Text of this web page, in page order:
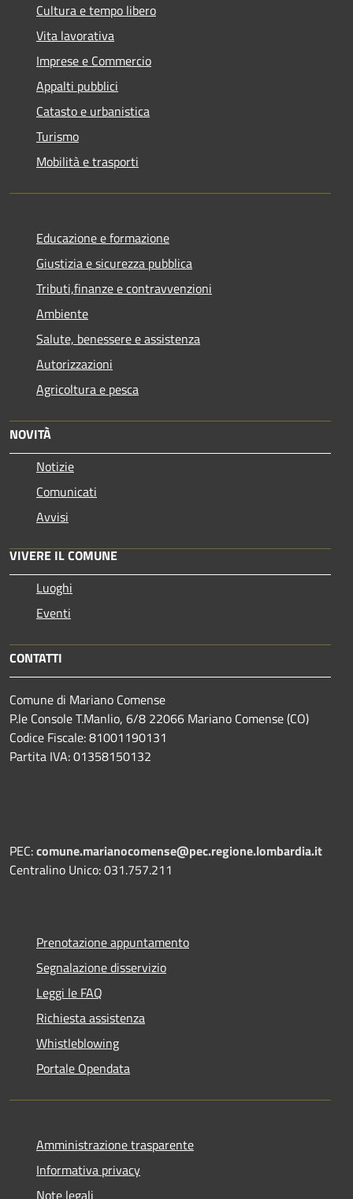
Cultura e tempo libero
Vita lavorativa
Imprese e Commercio
Appalti pubblici
Catasto e urbanistica
Turismo
Mobilità e trasporti
Educazione e formazione
Giustizia e sicurezza pubblica
Tributi,finanze e contravvenzioni
Ambiente
Salute, benessere e assistenza
Autorizzazioni
Agricoltura e pesca
NOVITÀ
Notizie
Comunicati
Avvisi
VIVERE IL COMUNE
Luoghi
Eventi
CONTATTI
Comune di Mariano Comense
P.le Console T.Manlio, 6/8 22066 Mariano Comense (CO)
Codice Fiscale: 81001190131
Partita IVA: 01358150132
PEC:comune.marianocomense@pec.regione.lombardia.it
Centralino Unico: 031.757.211
Prenotazione appuntamento
Segnalazione disservizio
Leggi le FAQ
Richiesta assistenza
Whistleblowing
Portale Opendata
Amministrazione trasparente
Informativa privacy